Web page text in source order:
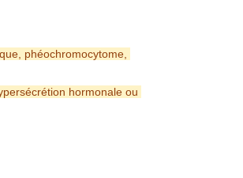
phéochromocytome,
hormonale ou